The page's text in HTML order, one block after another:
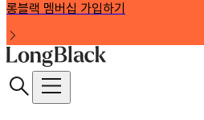
롱블랙 멤버십 가입하기